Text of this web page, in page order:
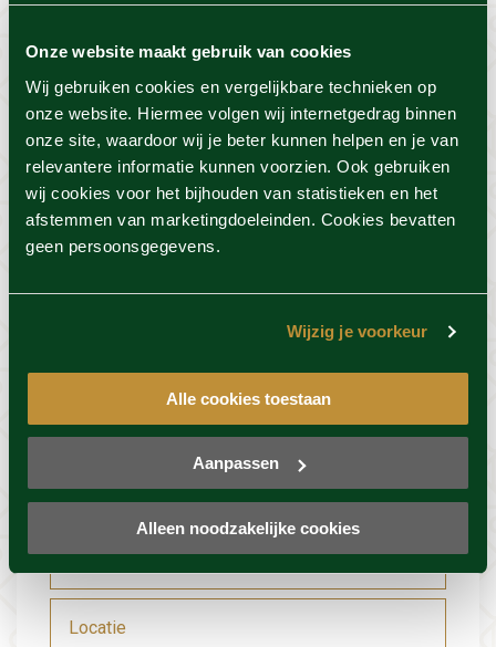
Onze website maakt gebruik van cookies
Wij gebruiken cookies en vergelijkbare technieken op
onze website. Hiermee volgen wij internetgedrag binnen
onze site, waardoor wij je beter kunnen helpen en je van
relevantere informatie kunnen voorzien. Ook gebruiken
wij cookies voor het bijhouden van statistieken en het
afstemmen van marketingdoeleinden. Cookies bevatten
geen persoonsgegevens.
Wijzig je voorkeur
Alle cookies toestaan
Aanpassen
Alleen noodzakelijke cookies
Gratis belevingsprogramma én
saunarituelen (o.b.v. beschikbaarheid)
Onbeperkt gebruik van scrubzout en
doucheproducten
Let op: dit e-ticket is uitsluitend geldig bij
wellnessresort Thermen Barendrecht. Op
zoek naar een actie van een ander resort?
Kies hierhet wellnessresort dat bij jou
Vind de beste acties in één klik!
Voor deze actie geldt 100%
beschikbaarheid
Resort info
Foto's
Locatie